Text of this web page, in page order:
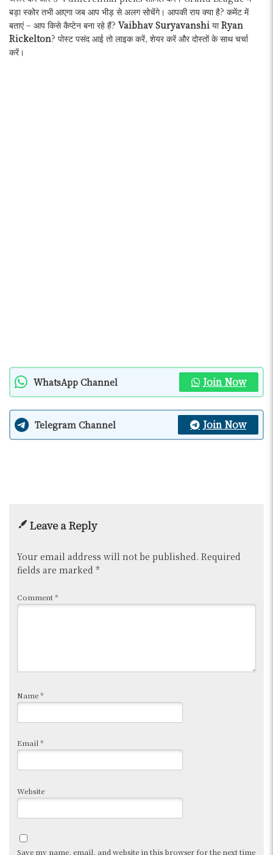
बड़ा स्कोर तभी आएगा जब आप भीड़ से अलग सोचेंगे। आपकी राय क्या है? कमेंट में
बताएं – आप किसे कैप्टेन बना रहे हैं? Vaibhav Suryavanshi याRyan
Rickelton? पोस्ट पसंद आई तो लाइक करें, शेयर करें और दोस्तों के साथ चर्चा
करें।
WhatsApp Channel Join Now
Telegram Channel Join Now
Leave a Reply
Your email address will not be published. Required
fields are marked *
Comment*
Name*
Email*
Website
Save my name, email, and website in this browser for the next time